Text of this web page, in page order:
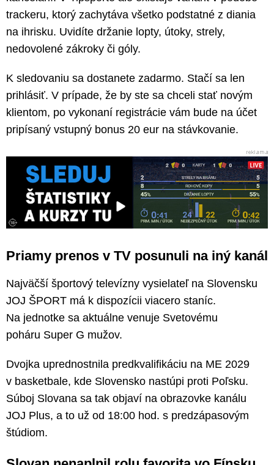
trackeru, ktorý zachytáva všetko podstatné z diania
na ihrisku. Uvidíte držanie lopty, útoky, strely,
nedovolené zákroky či góly.
K sledovaniu sa dostanete zadarmo. Stačí sa len
prihlásiť. V prípade, že by ste sa chceli stať novým
klientom, po vykonaní registrácie vám bude na účet
pripísaný vstupný bonus 20 eur na stávkovanie.
Priamy prenos v TV posunuli na iný kanál
Najväčší športový televízny vysielateľ na Slovensku
JOJ ŠPORT má k dispozícii viacero staníc.
Na jednotke sa aktuálne venuje Svetovému
poháru Super G mužov.
Dvojka uprednostnila predkvalifikáciu na ME 2029
v basketbale, kde Slovensko nastúpi proti Poľsku.
Súboj Slovana sa tak objaví na obrazovke kanálu
JOJ Plus, a to už od 18:00 hod. s predzápasovým
štúdiom.